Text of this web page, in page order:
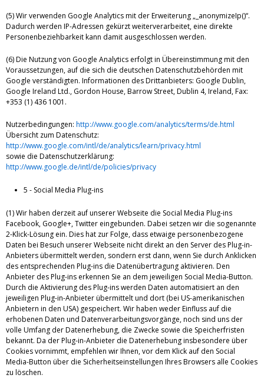
(5) Wir verwenden Google Analytics mit der Erweiterung „_anonymizeIp()“.
Dadurch werden IP-Adressen gekürzt weiterverarbeitet, eine direkte
Personenbeziehbarkeit kann damit ausgeschlossen werden.
(6) Die Nutzung von Google Analytics erfolgt in Übereinstimmung mit den
Voraussetzungen, auf die sich die deutschen Datenschutzbehörden mit
Google verständigten. Informationen des Drittanbieters: Google Dublin,
Google Ireland Ltd., Gordon House, Barrow Street, Dublin 4, Ireland, Fax:
+353 (1) 436 1001.
Nutzerbedingungen: http://www.google.com/analytics/terms/de.html
Übersicht zum Datenschutz:
http://www.google.com/intl/de/analytics/learn/privacy.html
sowie die Datenschutzerklärung:
http://www.google.de/intl/de/policies/privacy
5 - Social Media Plug-ins
(1) Wir haben derzeit auf unserer Webseite die Social Media Plug-ins
Facebook, Google+, Twitter eingebunden. Dabei setzen wir die sogenannte
2-Klick-Lösung ein. Dies hat zur Folge, dass etwaige personenbezogene
Daten bei Besuch unserer Webseite nicht direkt an den Server des Plug-in-
Anbieters übermittelt werden, sondern erst dann, wenn Sie durch Anklicken
des entsprechenden Plug-ins die Datenübertragung aktivieren. Den
Anbieter des Plug-ins erkennen Sie an dem jeweiligen Social Media-Button.
Durch die Aktivierung des Plug-ins werden Daten automatisiert an den
jeweiligen Plug-in-Anbieter übermittelt und dort (bei US-amerikanischen
Anbietern in den USA) gespeichert. Wir haben weder Einfluss auf die
erhobenen Daten und Datenverarbeitungsvorgänge, noch sind uns der
volle Umfang der Datenerhebung, die Zwecke sowie die Speicherfristen
bekannt. Da der Plug-in-Anbieter die Datenerhebung insbesondere über
Cookies vornimmt, empfehlen wir Ihnen, vor dem Klick auf den Social
Media-Button über die Sicherheitseinstellungen Ihres Browsers alle Cookies
zu löschen.